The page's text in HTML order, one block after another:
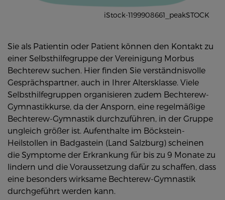
iStock-1199908661_peakSTOCK
Sie als Patientin oder Patient können den Kontakt zu
einer Selbsthilfegruppe der Vereinigung Morbus
Bechterew suchen. Hier finden Sie verständnisvolle
Gesprächspartner, auch in Ihrer Altersklasse. Viele
Selbsthilfegruppen organisieren zudem Bechterew-
Gymnastikkurse, da der Ansporn, eine regelmäßige
Bechterew-Gymnastik durchzuführen, in der Gruppe
ungleich größer ist. Aufenthalte im Böckstein-
Heilstollen in Badgastein (Land Salzburg) scheinen
die Symptome der Erkrankung für bis zu 9 Monate zu
lindern und die Voraussetzung dafür zu schaffen, dass
eine besonders wirksame Bechterew-Gymnastik
durchgeführt werden kann.